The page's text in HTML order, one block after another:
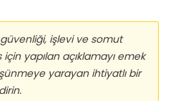
işlevi ve somut
yapılan açıklamayı emek
yarayan ihtiyatlı bir